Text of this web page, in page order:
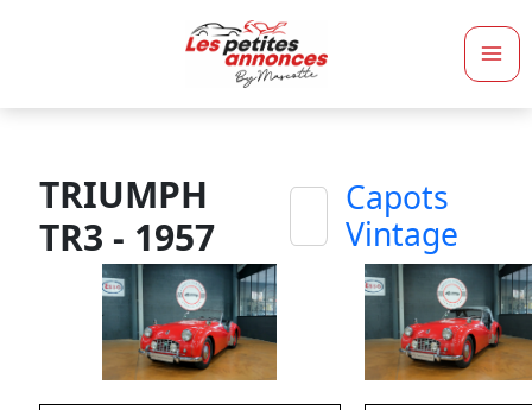
TRIUMPH
TR3 - 1957
Capots
Vintage